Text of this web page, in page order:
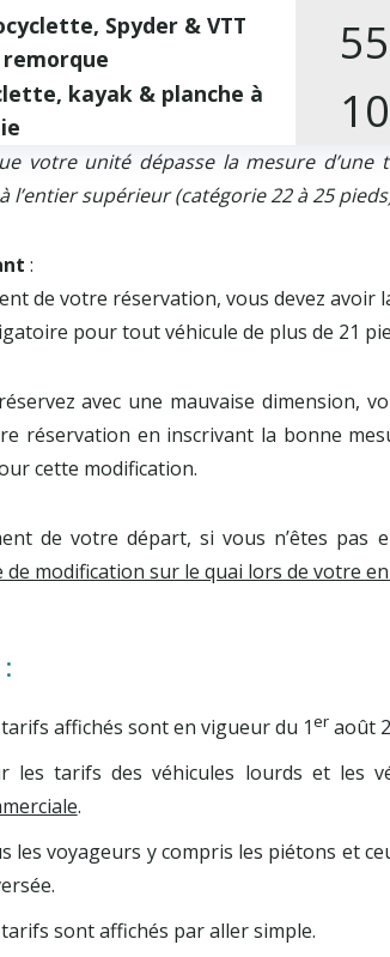
Spyder & VTT
remorque
55
kayak & planche à
10
votre unité dépasse la mesure
l’entier supérieur (catégorie 22 à 25
:
de votre réservation, vous devez
pour tout véhicule de plus de 21
avec une mauvaise dimension,
réservation en inscrivant la bonne
cette modification.
de votre départ, si vous n’êtes pas
de modification sur le quai lors de votre
affichés sont en vigueur du 1eraoût
les tarifs des véhicules lourds et les
.
les voyageurs y compris les piétons et
sont affichés par aller simple.